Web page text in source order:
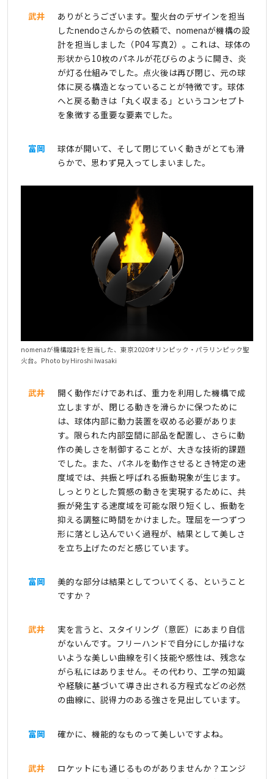
武井
ありがとうございます。聖火台のデザインを担当
したnendoさんからの依頼で、nomenaが機構の設
計を担当しました（P04 写真2）。これは、球体の
形状から10枚のパネルが花びらのように開き、炎
が灯る仕組みでした。点火後は再び閉じ、元の球
体に戻る構造となっていることが特徴です。球体
へと戻る動きは「丸く収まる」というコンセプト
を象徴する重要な要素でした。
富岡
球体が開いて、そして閉じていく動きがとても滑
らかで、思わず見入ってしまいました。
nomenaが機構設計を担当した、東京2020オリンピック・パラリンピック聖
火台。Photo by Hiroshi Iwasaki
武井
開く動作だけであれば、重力を利用した機構で成
立しますが、閉じる動きを滑らかに保つために
は、球体内部に動力装置を収める必要がありま
す。限られた内部空間に部品を配置し、さらに動
作の美しさを制御することが、大きな技術的課題
でした。また、パネルを動作させるとき特定の速
度域では、共振と呼ばれる振動現象が生じます。
しっとりとした質感の動きを実現するために、共
振が発生する速度域を可能な限り短くし、振動を
抑える調整に時間をかけました。理屈を一つずつ
形に落とし込んでいく過程が、結果として美しさ
を立ち上げたのだと感じています。
富岡
美的な部分は結果としてついてくる、ということ
ですか？
武井
実を言うと、スタイリング（意匠）にあまり自信
がないんです。フリーハンドで自分にしか描けな
いような美しい曲線を引く技能や感性は、残念な
がら私にはありません。その代わり、工学の知識
や経験に基づいて導き出される方程式などの必然
の曲線に、説得力のある強さを見出しています。
富岡 確かに、機能的なものって美しいですよね。
武井
ロケットにも通じるものがありませんか？エンジ